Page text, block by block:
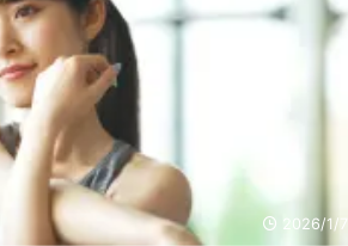
ックチャットで ...
2026/1/7